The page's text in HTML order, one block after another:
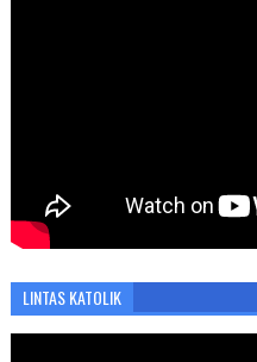
LINTAS KATOLIK